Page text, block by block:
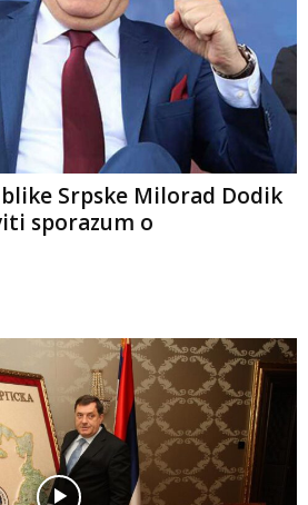
Srpske Milorad Dodik
sporazum o